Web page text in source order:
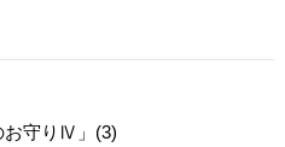
お守りⅣ」(3)